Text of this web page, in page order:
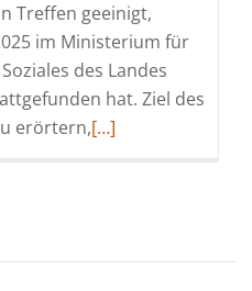
Treffen geeinigt,
im Ministerium für
des Landes
hat. Ziel des
erörtern,Read
Heidmeier
[…]